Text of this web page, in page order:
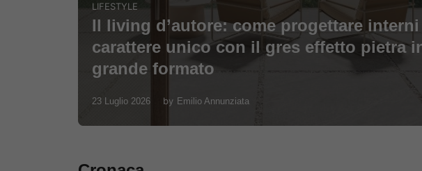
LIFESTYLE
Il living d’autore: come progettare interni
carattere unico con il gres effetto pietra
grande formato
23 Luglio 2026 by Emilio Annunziata